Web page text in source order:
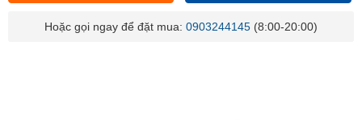
Hoặc gọi ngay để đặt mua: 0903244145 (8:00-20:00)